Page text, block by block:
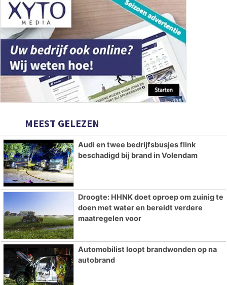
MEEST GELEZEN
Audi en twee bedrijfsbusjes flink
beschadigd bij brand in Volendam
Droogte: HHNK doet oproep om zuinig te
doen met water en bereidt verdere
maatregelen voor
Automobilist loopt brandwonden op na
autobrand